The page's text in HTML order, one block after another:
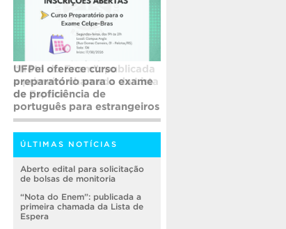
UFPel oferece curso
preparatório para o exame
de proficiência de
português para estrangeiros
ÚLTIMAS NOTÍCIAS
Aberto edital para solicitação
de bolsas de monitoria
“Nota do Enem”: publicada a
primeira chamada da Lista de
Espera